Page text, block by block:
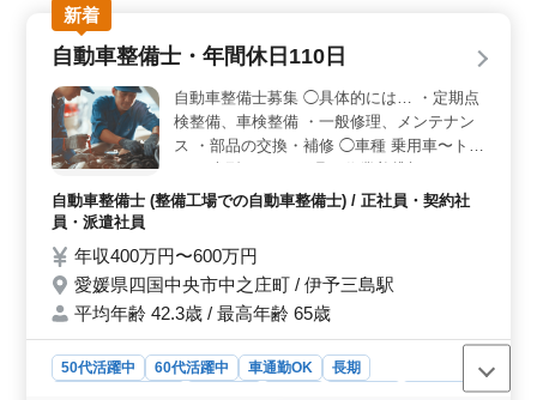
新着
自動車整備士・年間休日110日
自動車整備士募集 ◯具体的には… ・定期点
検整備、車検整備 ・一般修理、メンテナン
ス ・部品の交換・補修 ◯車種 乗用車〜トラ
資格手当あり 2級整備士以上の資格をお持ち
自動車整備士 (整備工場での自動車整備士) / 正社員・契約社
員・派遣社員
年収400万円〜600万円
愛媛県四国中央市中之庄町 / 伊予三島駅
平均年齢 42.3歳 / 最高年齢 65歳
50代活躍中 60代活躍中 車通勤OK
長期
派遣社員